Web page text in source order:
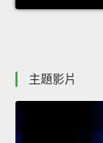
主題影片